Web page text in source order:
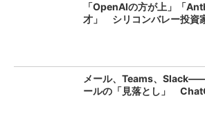
「OpenAIの方が上」「
才」 シリコンバレー投資
メール、Teams、
ールの「見落とし」